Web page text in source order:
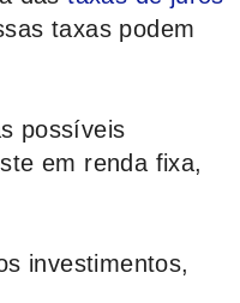
taxas podem
possíveis
em renda fixa,
investimentos,